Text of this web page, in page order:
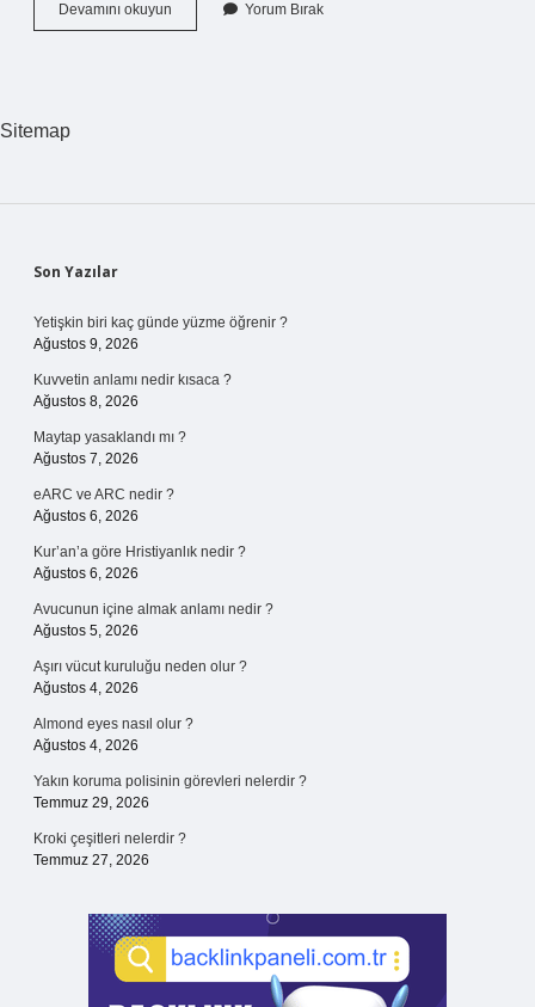
Devamını okuyun
Bakar
Yorum Bırak
Sitemap
Sidebar
Son Yazılar
Yetişkin biri kaç günde yüzme öğrenir ?
Ağustos 9, 2026
Kuvvetin anlamı nedir kısaca ?
Ağustos 8, 2026
Maytap yasaklandı mı ?
Ağustos 7, 2026
eARC ve ARC nedir ?
Ağustos 6, 2026
Kur’an’a göre Hristiyanlık nedir ?
Ağustos 6, 2026
Avucunun içine almak anlamı nedir ?
Ağustos 5, 2026
Aşırı vücut kuruluğu neden olur ?
Ağustos 4, 2026
Almond eyes nasıl olur ?
Ağustos 4, 2026
Yakın koruma polisinin görevleri nelerdir ?
Temmuz 29, 2026
Kroki çeşitleri nelerdir ?
Temmuz 27, 2026